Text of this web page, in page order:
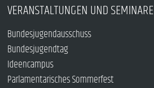
VERANSTALTUNGEN UND SEMINARE
Bundesjugendausschuss
Bundesjugendtag
Ideencampus
Parlamentarisches Sommerfest